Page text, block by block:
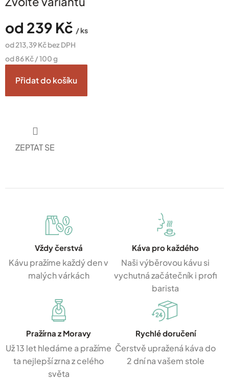
od 239 Kč / ks
od213,39 Kčbez DPH
Měrná
od 86 Kč / 100 g
Přidat do košíku
ZEPTAT SE
Vždy čerstvá
Kávu pražíme každý den v
malých várkách
Káva pro každého
Naši výběrovou kávu si
vychutná začátečník i profi
barista
Pražírna z Moravy
Už 13 let hledáme a pražíme
ta nejlepší zrna z celého
světa
Rychlé doručení
Čerstvě upražená káva do
2 dní na vašem stole